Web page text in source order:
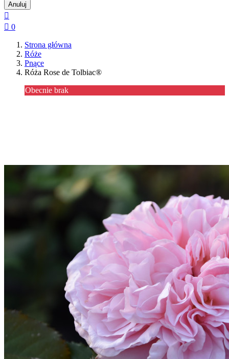
Anuluj

 0
Strona główna
Róże
Pnące
Róża Rose de Tolbiac®
Obecnie brak